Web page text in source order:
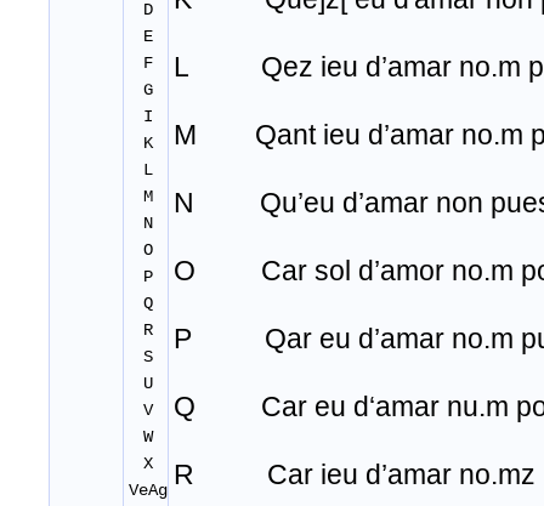
D
E
F
G
I
K
L
M
N
O
P
Q
R
S
U
V
W
X
VeAg
L Qez ieu d’amar no.m
M Qant ieu d’amar no.m
N Qu’eu d’amar non
O Car sol d’amor no.m
P Qar eu d’amar no.m
Q Car eu d‘amar nu.m
R Car ieu d’amar no.mz